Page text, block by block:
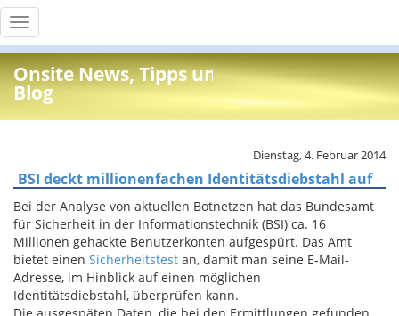
Toggle
navigation
Onsite News, Tipps und Info
Blog
Dienstag, 4. Februar 2014
BSI deckt millionenfachen Identitätsdiebstahl auf
Bei der Analyse von aktuellen Botnetzen hat das Bundesamt
für Sicherheit in der Informationstechnik (BSI) ca. 16
Millionen gehackte Benutzerkonten aufgespürt. Das Amt
bietet einen Sicherheitstest an, damit man seine E-Mail-
Adresse, im Hinblick auf einen möglichen
Identitätsdiebstahl, überprüfen kann.